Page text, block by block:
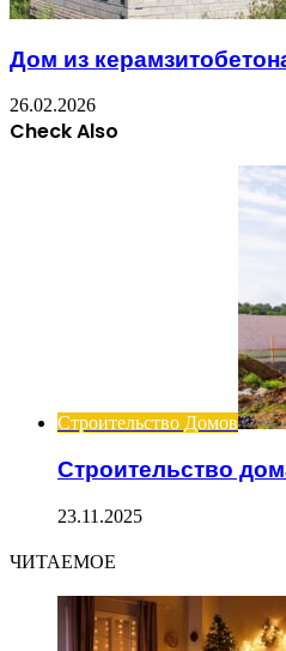
Дом из
26.02.2026
Check Also
Строительство Домов
Строительство
23.11.2025
ЧИТАЕМОЕ